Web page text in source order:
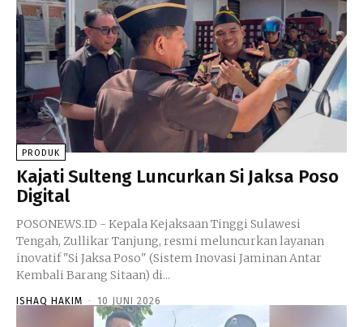
PRODUK
Kajati Sulteng Luncurkan Si Jaksa Poso
Digital
POSONEWS.ID - Kepala Kejaksaan Tinggi Sulawesi
Tengah, Zullikar Tanjung, resmi meluncurkan layanan
inovatif "Si Jaksa Poso" (Sistem Inovasi Jaminan Antar
Kembali Barang Sitaan) di...
ISHAQ HAKIM - 10 JUNI 2026